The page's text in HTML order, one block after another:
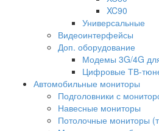
XC90
Универсальные
Видеоинтерфейсы
Доп. оборудование
Модемы 3G/4G
Цифровые ТВ-
Автомобильные мониторы
Подголовники с
Навесные мониторы
Потолочные мониторы